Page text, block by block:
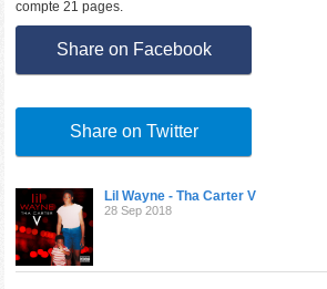
compte 21 pages.
Share on Facebook
Share on Twitter
Lil Wayne - Tha Carter V
28 Sep 2018